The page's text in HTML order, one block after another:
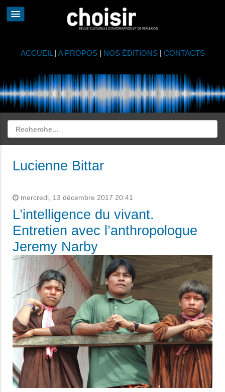
ACCUEIL | A PROPOS| NOS ÉDITIONS| CONTACTS
Lucienne Bittar
mercredi, 13 décembre 2017 20:41
L’intelligence du vivant.
Entretien avec l’anthropologue
Jeremy Narby